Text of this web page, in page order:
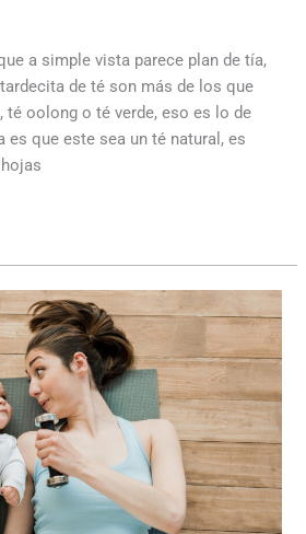
a simple vista parece plan de tía,
de té son más de los que
té oolong o té verde, eso es lo de
es que este sea un té natural, es